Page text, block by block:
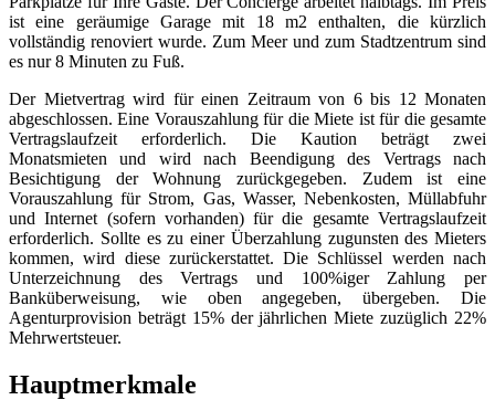
ist eine geräumige Garage mit 18 m2 enthalten, die kürzlich
vollständig renoviert wurde. Zum Meer und zum Stadtzentrum sind
es nur 8 Minuten zu Fuß.
Der Mietvertrag wird für einen Zeitraum von 6 bis 12 Monaten
abgeschlossen. Eine Vorauszahlung für die Miete ist für die gesamte
Vertragslaufzeit erforderlich. Die Kaution beträgt zwei
Monatsmieten und wird nach Beendigung des Vertrags nach
Besichtigung der Wohnung zurückgegeben. Zudem ist eine
Vorauszahlung für Strom, Gas, Wasser, Nebenkosten, Müllabfuhr
und Internet (sofern vorhanden) für die gesamte Vertragslaufzeit
erforderlich. Sollte es zu einer Überzahlung zugunsten des Mieters
kommen, wird diese zurückerstattet. Die Schlüssel werden nach
Unterzeichnung des Vertrags und 100%iger Zahlung per
Banküberweisung, wie oben angegeben, übergeben. Die
Agenturprovision beträgt 15% der jährlichen Miete zuzüglich 22%
Mehrwertsteuer.
Hauptmerkmale